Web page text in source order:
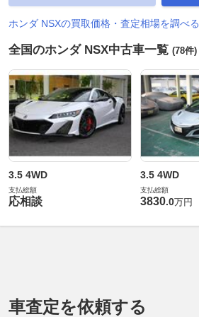
ホンダ NSXの買取価格・査定相場を調べる
全国のホンダ NSX中古車一覧 (78件)
3.5 4WD
支払総額
応相談
3.5 4WD
支払総額
3830.0万円
車査定を依頼する